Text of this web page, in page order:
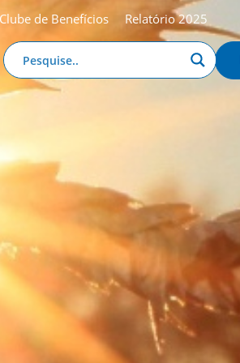
Clube de Benefícios Relatório 2025